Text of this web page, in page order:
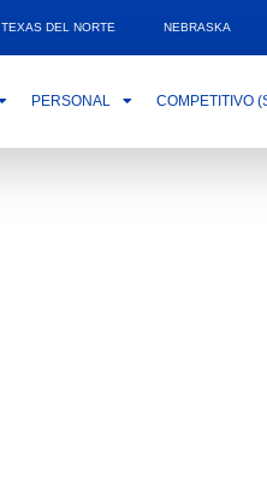
TEXAS DEL NORTE NEBRASKA
PERSONAL COMPETITIVO